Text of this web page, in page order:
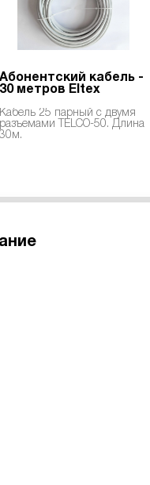
Абонентский кабель -
30 метров Eltex
Кабель 25 парный с двумя
разъемами TELCO-50. Длина
30м.